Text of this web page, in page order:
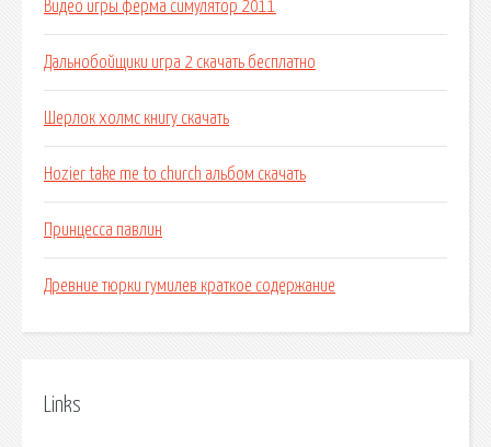
Видео игры ферма симулятор 2011
Дальнобойщики игра 2 скачать бесплатно
Шерлок холмс книгу скачать
Hozier take me to church альбом скачать
Принцесса павлин
Древние тюрки гумилев краткое содержание
Links